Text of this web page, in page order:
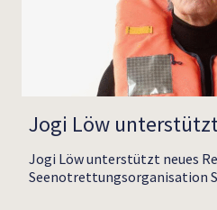
Jogi Löw
Jogi Löw unterstützt neues
Seenotrettungsorganisation